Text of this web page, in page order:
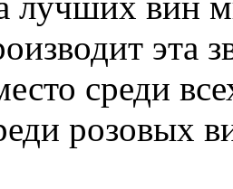
эта
среди
розовых